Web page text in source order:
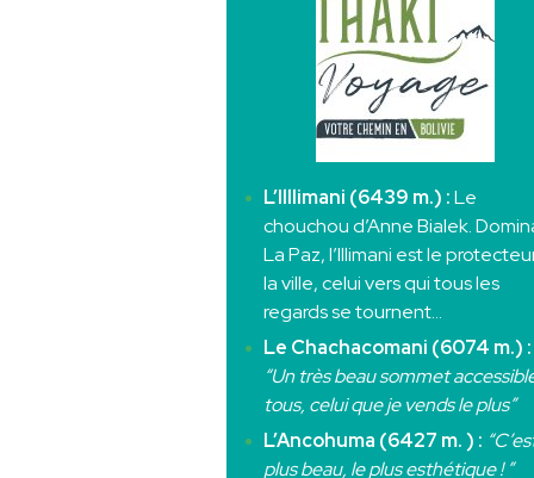
L’Illlimani (6439 m.) :Le
chouchou d’Anne Bialek.
La Paz, l’Illimani est le
la ville, celui vers qui tous les
regards se tournent…
Le Chachacomani (6074 m.) :
“Un très beau sommet
tous, celui que je vends le plus”
L’Ancohuma (6427 m. ) :
plus beau, le plus esthétique ! ”